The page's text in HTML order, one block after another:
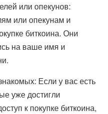
или опекунов:
или опекунам и
биткоина. Они
на ваше имя и
Если у вас есть
уже достигли
к покупке биткоина,